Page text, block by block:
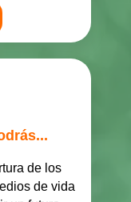
de los
de vida